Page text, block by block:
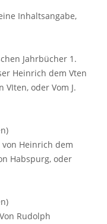
Inhaltsangabe,
Jahrbücher 1.
Heinrich dem Vten
oder Vom J.
Heinrich dem
Habspurg, oder
Rudolph